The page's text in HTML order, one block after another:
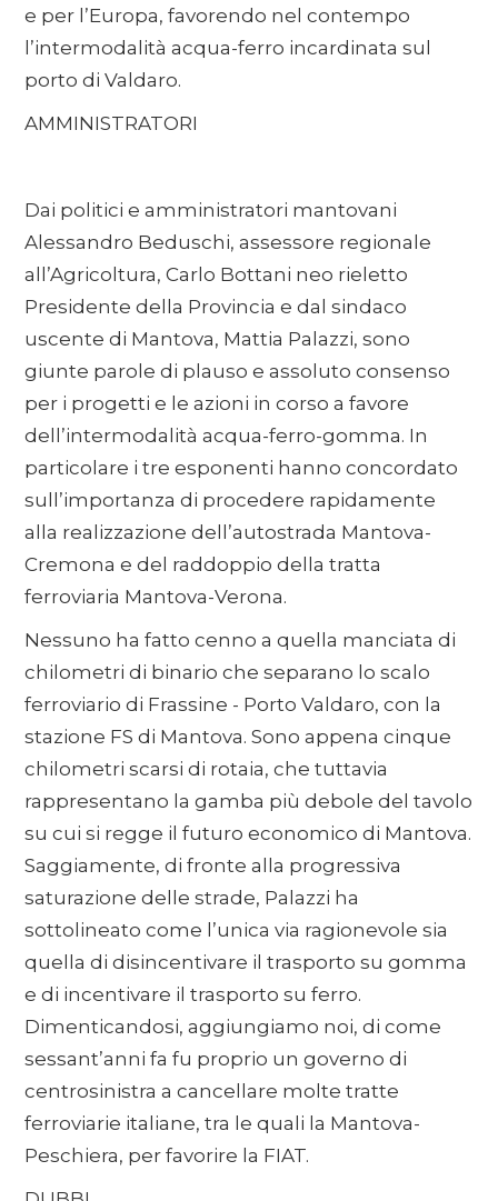
e per l’Europa, favorendo nel contempo
l’intermodalità acqua-ferro incardinata sul
porto di Valdaro.
AMMINISTRATORI
Dai politici e amministratori mantovani
Alessandro Beduschi, assessore regionale
all’Agricoltura, Carlo Bottani neo rieletto
Presidente della Provincia e dal sindaco
uscente di Mantova, Mattia Palazzi, sono
giunte parole di plauso e assoluto consenso
per i progetti e le azioni in corso a favore
dell’intermodalità acqua-ferro-gomma. In
particolare i tre esponenti hanno concordato
sull’importanza di procedere rapidamente
alla realizzazione dell’autostrada Mantova-
Cremona e del raddoppio della tratta
ferroviaria Mantova-Verona.
Nessuno ha fatto cenno a quella manciata di
chilometri di binario che separano lo scalo
ferroviario di Frassine - Porto Valdaro, con la
stazione FS di Mantova. Sono appena cinque
chilometri scarsi di rotaia, che tuttavia
rappresentano la gamba più debole del tavolo
su cui si regge il futuro economico di Mantova.
Saggiamente, di fronte alla progressiva
saturazione delle strade, Palazzi ha
sottolineato come l’unica via ragionevole sia
quella di disincentivare il trasporto su gomma
e di incentivare il trasporto su ferro.
Dimenticandosi, aggiungiamo noi, di come
sessant’anni fa fu proprio un governo di
centrosinistra a cancellare molte tratte
ferroviarie italiane, tra le quali la Mantova-
Peschiera, per favorire la FIAT.